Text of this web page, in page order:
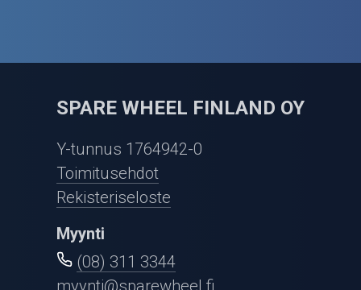
SPARE WHEEL FINLAND OY
Y-tunnus 1764942-0
Toimitusehdot
Rekisteriseloste
Myynti
(08) 311 3344